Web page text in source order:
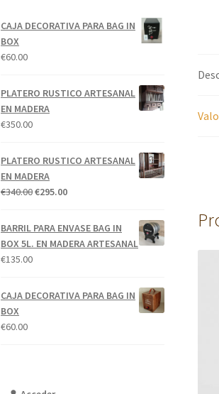
CAJA DECORATIVA PARA BAG IN
BOX
€60.00
PLATERO RUSTICO ARTESANAL
EN MADERA
€350.00
PLATERO RUSTICO ARTESANAL
EN MADERA
€340.00El
original
era:
€295.00El
actual
es:
BARRIL PARA ENVASE BAG IN
BOX 5L. EN MADERA ARTESANAL
€135.00
CAJA DECORATIVA PARA BAG IN
BOX
€60.00